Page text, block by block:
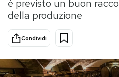
Internet
Cultura
Sport
è previsto un buon
della produzione
Condividi